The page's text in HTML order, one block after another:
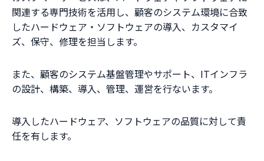
関連する専門技術を活用し、顧客のシステム環境に合致
したハードウェア・ソフトウェアの導入、カスタマイ
ズ、保守、修理を担当します。
また、顧客のシステム基盤管理やサポート、ITインフラ
の設計、構築、導入、管理、運営を行ないます。
導入したハードウェア、ソフトウェアの品質に対して責
任を有します。